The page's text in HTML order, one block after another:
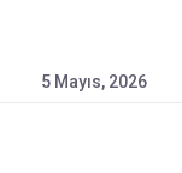
5 Mayıs, 2026